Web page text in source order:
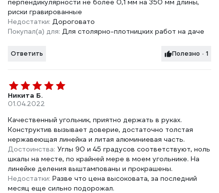
перпендикулярности не более 0,1 мм на 350 мм длины,
риски гравированные
Недостатки: Дороговато
Покупал(а) для: Для столярно-плотницких работ на даче
Ответить Полезно · 1
Никита Б.
01.04.2022
Качественный угольник, приятно держать в руках.
Конструктив вызывает доверие, достаточно толстая
нержавеющая линейка и литая алюминиевая часть.
Достоинства: Углы 90 и 45 градусов соответствуют, ноль
шкалы на месте, по крайней мере в моем угольнике. На
линейке деления выштампованы и прокрашены.
Недостатки: Разве что цена высоковата, за последний
месяц еще сильно подорожал.